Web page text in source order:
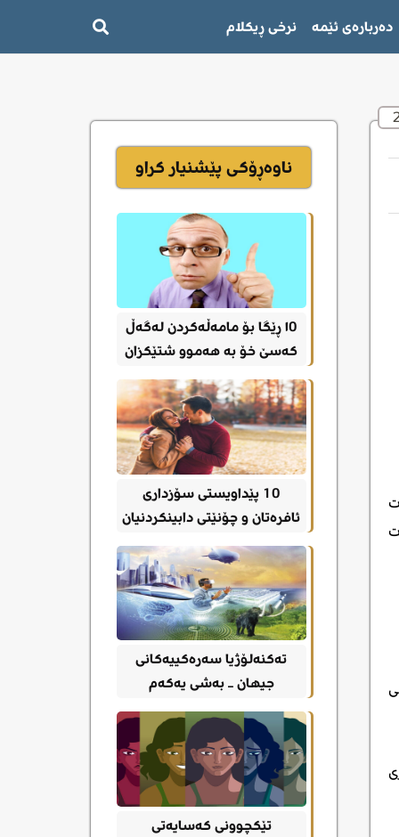
دەربارەی ئێمە نرخی ڕیکلام
ناوەڕۆکی پێشنیار کراو
١0 ڕێگا بۆ مامەڵەکردن لەگەڵ
کەسێ خۆ بە هەموو شتێکزان
10 پێداویستی سۆزداری
ئافرەتان و چۆنێتی دابینکردنیان
تەکنەلۆژیا سەرەکییەکانی
جیهان – بەشی یەکەم
تێکچوونی کەسایەتی